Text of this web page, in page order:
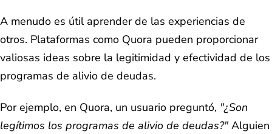
A menudo es útil aprender de las experiencias de
otros. Plataformas como Quora pueden proporcionar
valiosas ideas sobre la legitimidad y efectividad de los
programas de alivio de deudas.
Por ejemplo, en Quora, un usuario preguntó, "¿Son
legítimos los programas de alivio de deudas?"Alguien